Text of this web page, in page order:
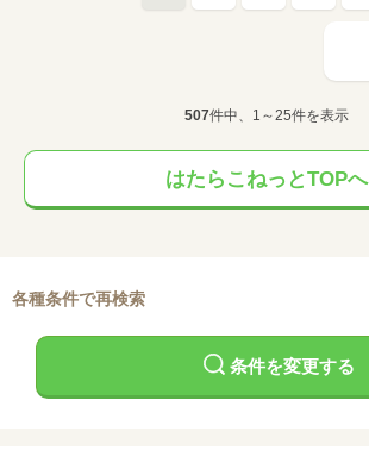
507件中、1～25件を表示
はたらこねっとTOPへ
各種条件で再検索
条件を変更する